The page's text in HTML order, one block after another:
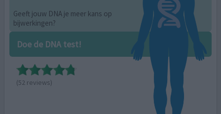
Geeft jouw DNA je meer kans op
bijwerkingen?
Doe de DNA test!
(52 reviews)